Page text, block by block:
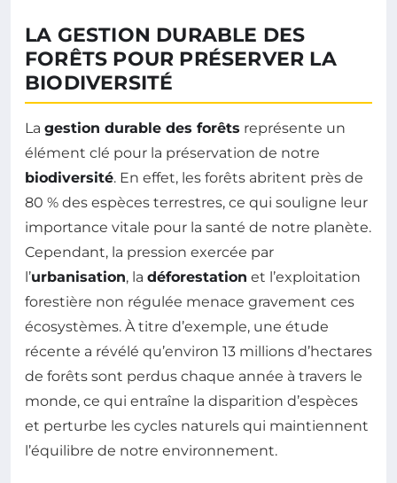
LA GESTION DURABLE DES
FORÊTS POUR PRÉSERVER LA
BIODIVERSITÉ
La gestion durable des forêts représente un
élément clé pour la préservation de notre
biodiversité. En effet, les forêts abritent près de
80 % des espèces terrestres, ce qui souligne leur
importance vitale pour la santé de notre planète.
Cependant, la pression exercée par
l’urbanisation, la déforestation et l’exploitation
forestière non régulée menace gravement ces
écosystèmes. À titre d’exemple, une étude
récente a révélé qu’environ 13 millions d’hectares
de forêts sont perdus chaque année à travers le
monde, ce qui entraîne la disparition d’espèces
et perturbe les cycles naturels qui maintiennent
l’équilibre de notre environnement.